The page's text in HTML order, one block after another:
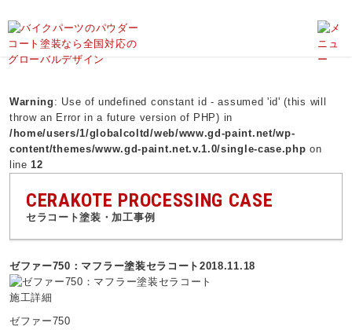
Warning : Use of undefined constant id - assumed 'id' (this will
throw an Error in a future version of PHP) in
/home/users/1/globalcoltd/web/www.gd-paint.net/wp-
content/themes/www.gd-paint.net.v.1.0/single-case.php on
line12
CERAKOTE PROCESSING CASE
セラコート塗装・加工事例
ゼファー750：マフラー塗装セラコート2018.11.18
施工詳細
ゼファー750